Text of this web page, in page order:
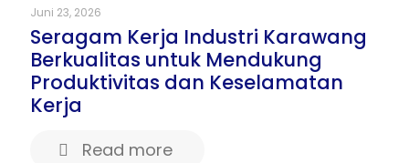
Juni 23, 2026
Seragam Kerja Industri Karawang
Berkualitas untuk Mendukung
Produktivitas dan Keselamatan
Kerja
Read more